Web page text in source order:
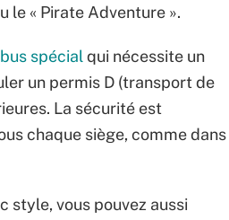
le « Pirate Adventure ».
bus spécialqui nécessite un
un permis D (transport de
La sécurité est
chaque siège, comme dans
style, vous pouvez aussi